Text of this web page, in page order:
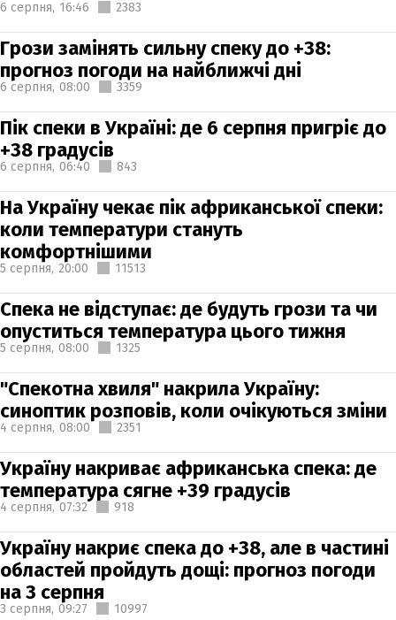
6 серпня, 16:46 2383
Грози замінять сильну спеку до +38:
прогноз погоди на найближчі дні
6 серпня, 08:00 3359
Пік спеки в Україні: де 6 серпня пригріє до
+38 градусів
6 серпня, 06:40 843
На Україну чекає пік африканської спеки:
коли температури стануть
комфортнішими
5 серпня, 20:00 11513
Спека не відступає: де будуть грози та чи
опуститься температура цього тижня
5 серпня, 08:00 1325
"Спекотна хвиля" накрила Україну:
синоптик розповів, коли очікуються зміни
4 серпня, 08:00 2351
Україну накриває африканська спека: де
температура сягне +39 градусів
4 серпня, 07:32 918
Україну накриє спека до +38, але в частині
областей пройдуть дощі: прогноз погоди
на 3 серпня
3 серпня, 09:27 10997